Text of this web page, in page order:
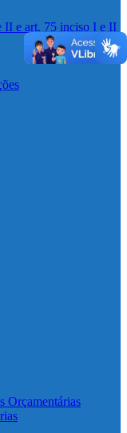
II e art. 75 inciso I e II
Orçamentárias